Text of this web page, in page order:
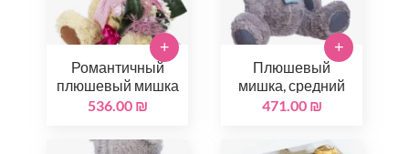
Романтичный
плюшевый мишка
536.00 ₪
+
Плюшевый
мишка, средний
471.00 ₪
+